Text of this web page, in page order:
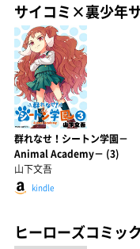
サイコミ×裏少年
群れなせ！シートン学園－
Animal Academy－ (3)
山下文吾
kindle
ヒーローズコミッ